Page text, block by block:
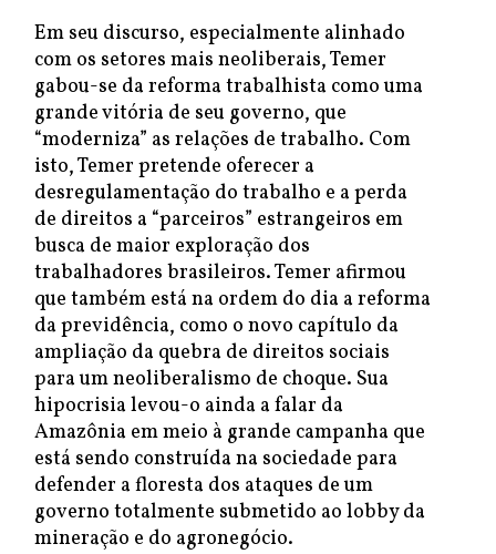
Em seu discurso, especialmente alinhado
com os setores mais neoliberais, Temer
gabou-se da reforma trabalhista como uma
grande vitória de seu governo, que
“moderniza” as relações de trabalho. Com
isto, Temer pretende oferecer a
desregulamentação do trabalho e a perda
de direitos a “parceiros” estrangeiros em
busca de maior exploração dos
trabalhadores brasileiros. Temer afirmou
que também está na ordem do dia a reforma
da previdência, como o novo capítulo da
ampliação da quebra de direitos sociais
para um neoliberalismo de choque. Sua
hipocrisia levou-o ainda a falar da
Amazônia em meio à grande campanha que
está sendo construída na sociedade para
defender a floresta dos ataques de um
governo totalmente submetido ao lobby da
mineração e do agronegócio.